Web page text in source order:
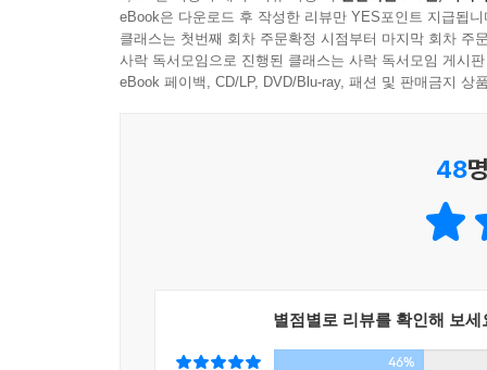
운동을 시작해야겠다.
아침에 조금 더 일찍 일어나야겠다.
내일은 조금 더 오래 앉아 있어야겠다.
어쩌면 이번엔 나도 손에 넣을 수 있는 것에 대한
그래서 어쩌면 지금부터가 더 힘든 싸움이 될지도
관찰하고, 사색하는 시간.
나는 그것을 잊고 있었다.
안 아픈 척, 안 힘든 척, 다 괜찮은 척…
세상의 속도에 맞추기 위해, 그렇게 어른처럼 보이
당신에게 보내는 담담한 위안과 희망.
나 자신이 너무도 평범하다는 사실에 그토록 아
조금 느릴 뿐이다》에서 아프다는 징징댐도 없
eBook은 다운로드 후 작성한 리뷰만 YES포인트 지급됩니
클래스는 첫번째 회차 주문확정 시점부터 마지막 회차 주
사락 독서모임으로 진행된 클래스는 사락 독서모임 게시
eBook 페이백, CD/LP, DVD/Blu-ray, 패션 및 판매금지 상
48
별점별로 리뷰를 확인해 보세
46%